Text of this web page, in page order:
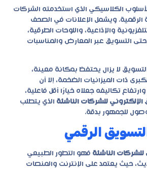
الكلاسيكي الذي استخدمته الشركات
الرقمية. ويشمل الإعلانات في الصحف
والإذاعية، واللوحات الطرقية،
التسويق عبر المعارض والمناسبات
لا يزال يحتفظ بمكانة معينة،
ذات الميزانيات الضخمة، إلا أن
تكاليفه جعلاه خيارًا أقل فاعلية،
الإلكتروني للشركات الناشئة الذي يتطلب
للجمهور بدقة.
الرقمي
للشركات الناشئة فهو التطور الطبيعي
حيث يعتمد على الإنترنت والمنصات